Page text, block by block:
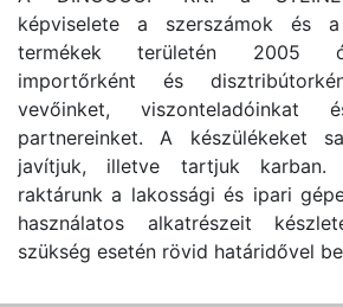
képviselete a szerszámok és a
termékek területén 2005
importőrként és
vevőinket, viszonteladóinkat
partnereinket. A készülékeket
javítjuk, illetve tartjuk karban.
raktárunk a lakossági és ipari
használatos alkatrészeit
szükség esetén rövid határidővel